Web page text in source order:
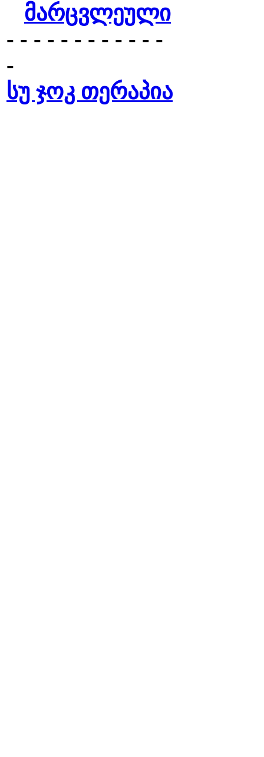
მარცვლეული
- - - - - - - - - - - -
-
სუ ჯოკ თერაპია